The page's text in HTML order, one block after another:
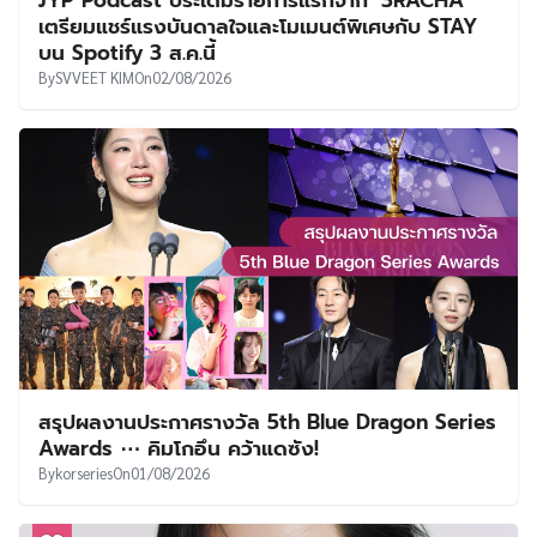
เตรียมแชร์แรงบันดาลใจและโมเมนต์พิเศษกับ STAY
บน Spotify 3 ส.ค.นี้
BySVVEET KIMOn02/08/2026
สรุปผลงานประกาศรางวัล 5th Blue Dragon Series
Awards ⋯ คิมโกอึน คว้าแดซัง!
BykorseriesOn01/08/2026